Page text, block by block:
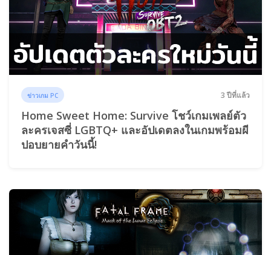
ข่าวเกม PC 3 ปีที่แล้ว
Home Sweet Home: Survive โชว์เกมเพลย์ตัว
ละครเจสซี่ LGBTQ+ และอัปเดตลงในเกมพร้อมผี
ปอบยายคำวันนี้!